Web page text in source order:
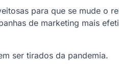
para que se mude o
de marketing mais
ser tirados da pandemia.